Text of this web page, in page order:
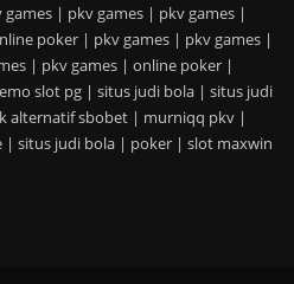
games | pkv games | pkv games |
poker | pkv games | pkv games |
| pkv games | online poker |
slot pg | situs judi bola | situs judi
alternatif sbobet | murniqq pkv |
| situs judi bola | poker | slot maxwin